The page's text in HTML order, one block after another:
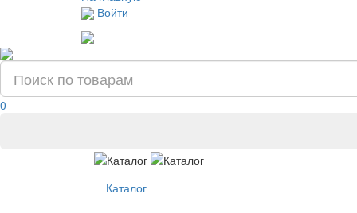
Войти
0
Каталог